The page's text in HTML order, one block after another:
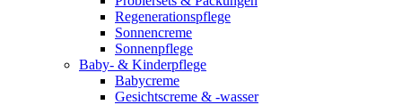
Regenerationspflege
Sonnencreme
Sonnenpflege
Baby- & Kinderpflege
Babycreme
Gesichtscreme & -wasser